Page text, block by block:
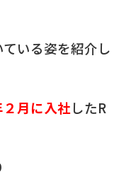
いる姿を紹介し
月に入社したR